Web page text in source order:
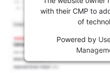
with their CMP to
of
Powered by